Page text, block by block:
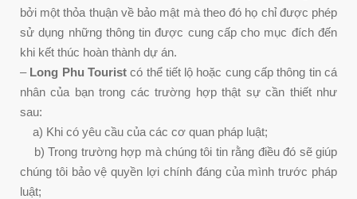
bởi một thỏa thuận về bảo mật mà theo đó họ chỉ được phép
sử dụng những thông tin được cung cấp cho mục đích đến
khi kết thúc hoàn thành dự án.
– Long Phu Touristcó thể tiết lộ hoặc cung cấp thông tin cá
nhân của bạn trong các trường hợp thật sự cần thiết như
sau:
a) Khi có yêu cầu của các cơ quan pháp luật;
b) Trong trường hợp mà chúng tôi tin rằng điều đó sẽ giúp
chúng tôi bảo vệ quyền lợi chính đáng của mình trước pháp
luật;